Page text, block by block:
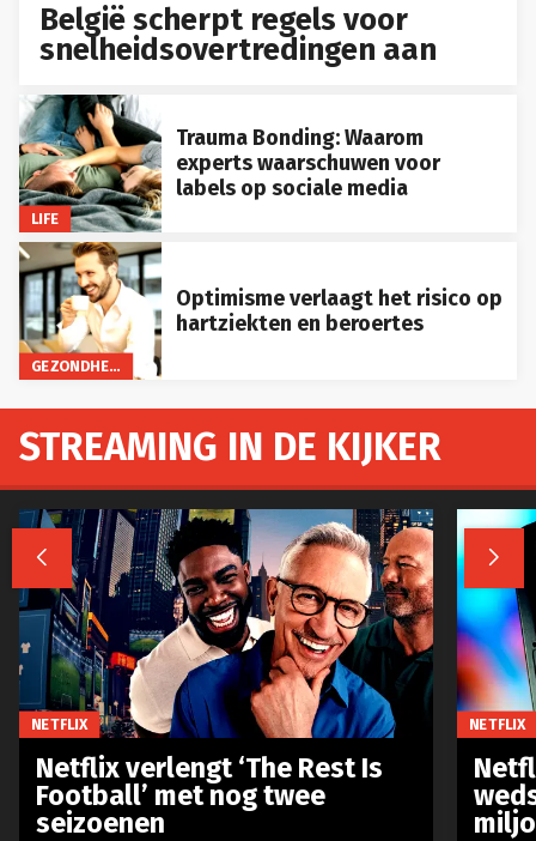
België scherpt regels voor
snelheidsovertredingen aan
LIFE
Trauma Bonding: Waarom
experts waarschuwen voor
labels op sociale media
GEZONDHEID
Optimisme verlaagt het risico op
hartziekten en beroertes
STREAMING IN DE KIJKER
 
NETFLIX
Netflix verlengt ‘The Rest Is
Football’ met nog twee
seizoenen
NETFLIX